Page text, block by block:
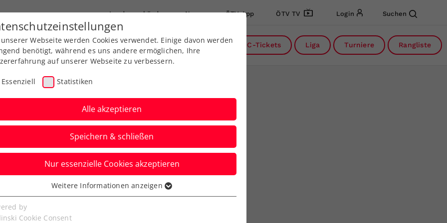
Landesverbände News ÖTV App ÖTV TV Login Suchen
Ausbildung Services Über uns DC-Tickets Liga Turniere Rangliste
Bari: Halbfinale –
die Nummer 1
Webseite werden Cookies verwendet. Einige davon werden
benötigt, während es uns andere ermöglichen, Ihre
auf unserer Webseite zu verbessern.
Essenziell Statistiken
Alle akzeptieren
Speichern & schließen
Nur essenzielle Cookies akzeptieren
Cookies werden für grundlegende Funktionen der
benötigt. Dadurch ist gewährleistet, dass die Webseite
Weitere Informationen anzeigen
by
Cookie Consent